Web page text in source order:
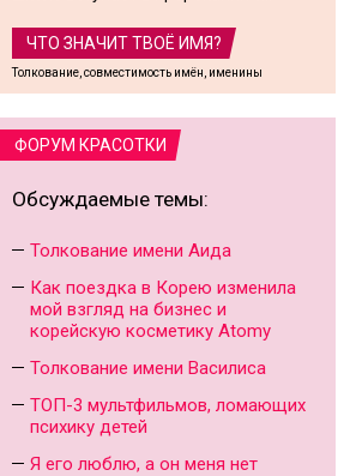
ЧТО ЗНАЧИТ ТВОЁ ИМЯ?
Толкование, совместимость имён, именины
ФОРУМ КРАСОТКИ
Обсуждаемые темы:
Толкование имени Аида
Как поездка в Корею изменила
мой взгляд на бизнес и
корейскую косметику Atomy
Толкование имени Василиса
ТОП-3 мультфильмов, ломающих
психику детей
Я его люблю, а он меня нет